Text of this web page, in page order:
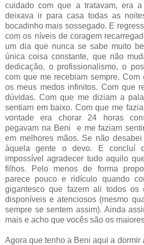
cuidado com que a tratavam, era
deixava ir para casa todas as
bocadinho mais sossegado. E
com os níveis de coragem
um dia que nunca se sabe muito
única coisa constante, que não
dedicação, o profissionalismo, o
com que me recebiam sempre. Com
os meus medos infinitos. Com que
dúvidas. Com que me diziam a
sentiam em baixo. Com que me
vontade era chorar 24 horas
pegavam na Beni e me faziam
em melhores mãos. Se não
àquela gente o devo. E concluí
impossível agradecer tudo aquilo
filhos. Pelo menos de forma
parece pouco e ridículo quando
gigantesco que fazem ali todos os
disponíveis e atenciosos (mesmo
sempre se sentem assim). Ainda
mais e acho que vocês são os
Agora que tenho a Beni aqui a dormir